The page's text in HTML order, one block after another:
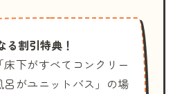
る割引特典！
床下がすべてコンクリー
呂がユニットバス」の場